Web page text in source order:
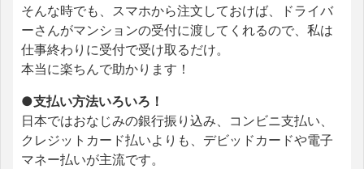
そんな時でも、スマホから注文しておけば、ドライバ
ーさんがマンションの受付に渡してくれるので、私は
仕事終わりに受付で受け取るだけ。
本当に楽ちんで助かります！
●支払い方法いろいろ！
日本ではおなじみの銀行振り込み、コンビニ支払い、
クレジットカード払いよりも、デビッドカードや電子
マネー払いが主流です。